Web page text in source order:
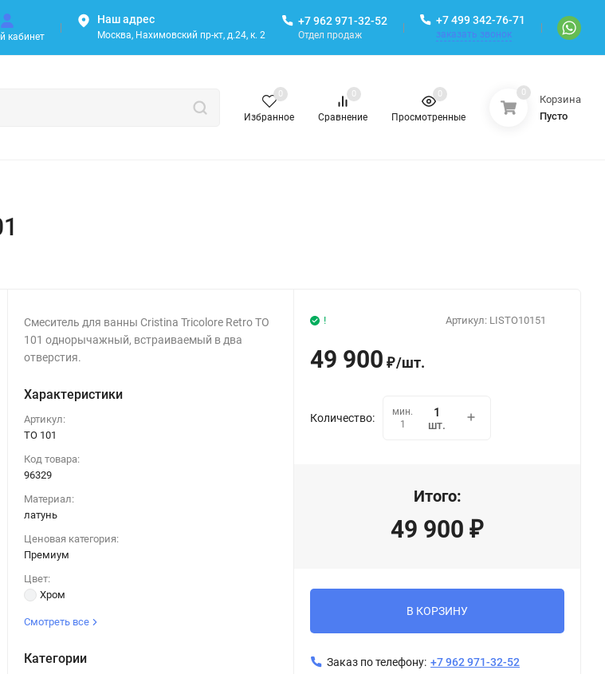
кабинет
Наш адрес
Москва, Нахимовский пр-кт, д.24, к. 2
+7 962 971-32-52
Отдел продаж
+7 499 342-76-71
заказать звонок
Избранное
0
Сравнение
0
Просмотренные
0 0
Корзина
Пусто
Смеситель для ванны Cristina Tricolore Retro TO
101 однорычажный, встраиваемый в два
отверстия.
Характеристики
Артикул:
TO 101
Код товара:
96329
Материал:
латунь
Ценовая категория:
Премиум
Цвет:
Хром
Смотреть все
Категории
Артикул: LISTO10151
!
49 900 ₽/шт.
Количество:
мин.
1
шт.
Итого:
49 900 ₽
В КОРЗИНУ
Заказ по телефону: +7 962 971-32-52